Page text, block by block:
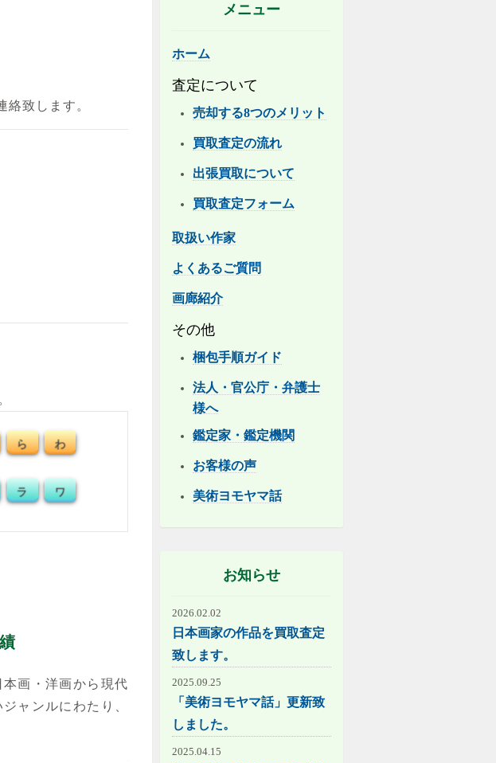
致します。
ら わ
ラ ワ
画・洋画から現代
ャンルにわたり、
メニュー
ホーム
査定について
売却する8つのメリット
買取査定の流れ
出張買取について
買取査定フォーム
取扱い作家
よくあるご質問
画廊紹介
その他
梱包手順ガイド
法人・官公庁・弁護士
様へ
鑑定家・鑑定機関
お客様の声
美術ヨモヤマ話
お知らせ
2026.02.02
日本画家の作品を買取査定
致します。
2025.09.25
「美術ヨモヤマ話」更新致
しました。
2025.04.15